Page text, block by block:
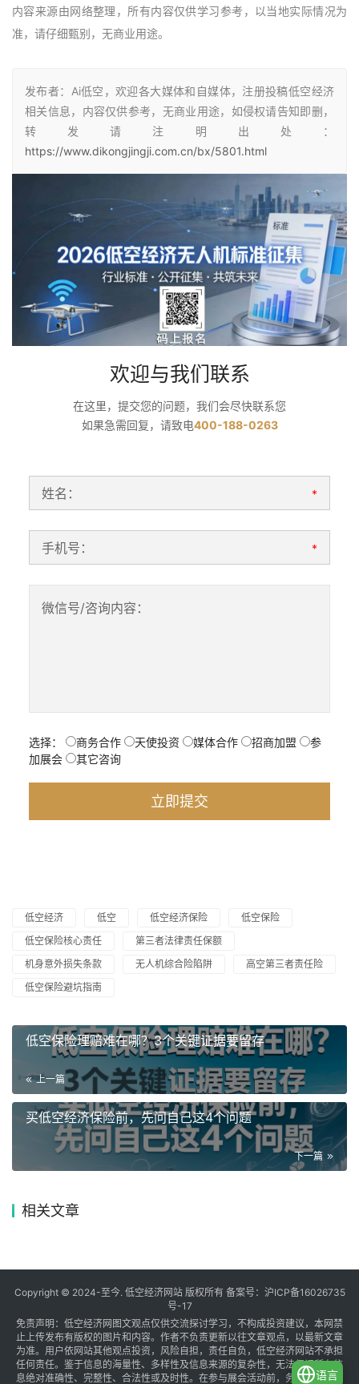
内容来源由网络整理，所有内容仅供学习参考，以当地实际情况为
准，请仔细甄别，无商业用途。
发布者：Ai低空，欢迎各大媒体和自媒体，注册投稿低空经济
相关信息，内容仅供参考，无商业用途，如侵权请告知即删，
转发请注明出处：
https://www.dikongjingji.com.cn/bx/5801.html
欢迎与我们联系
在这里，提交您的问题，我们会尽快联系您
如果急需回复，请致电400-188-0263
姓名： *
手机号： *
微信号/咨询内容：
选择： 商务合作 天使投资 媒体合作 招商加盟
参
加展会
其它咨询
低空经济 低空 低空经济保险
低空保险
低空保险核心责任
第三者法律责任保额
机身意外损失条款
无人机综合险陷阱
高空第三者责任险
低空保险避坑指南
低空保险理赔难在哪？3个关键证据要留存
上一篇
买低空经济保险前，先问自己这4个问题
下一篇
相关文章
Copyright © 2024-至今. 低空经济网站 版权所有 备案号： 沪ICP备16026735
号-17
免责声明：低空经济网图文观点仅供交流探讨学习，不构成投资建议，本网禁
止上传发布有版权的图片和内容。作者不负责更新以往文章观点，以最新文章
为准。用户依网站其他观点投资，风险自担，责任自负，低空经济网站不承担
任何责任。鉴于信息的海量性、多样性及信息来源的复杂性，无法保证所有信
息绝对准确性、完整性、合法性或及时性。在参与展会活动前，务必与组织方
语言